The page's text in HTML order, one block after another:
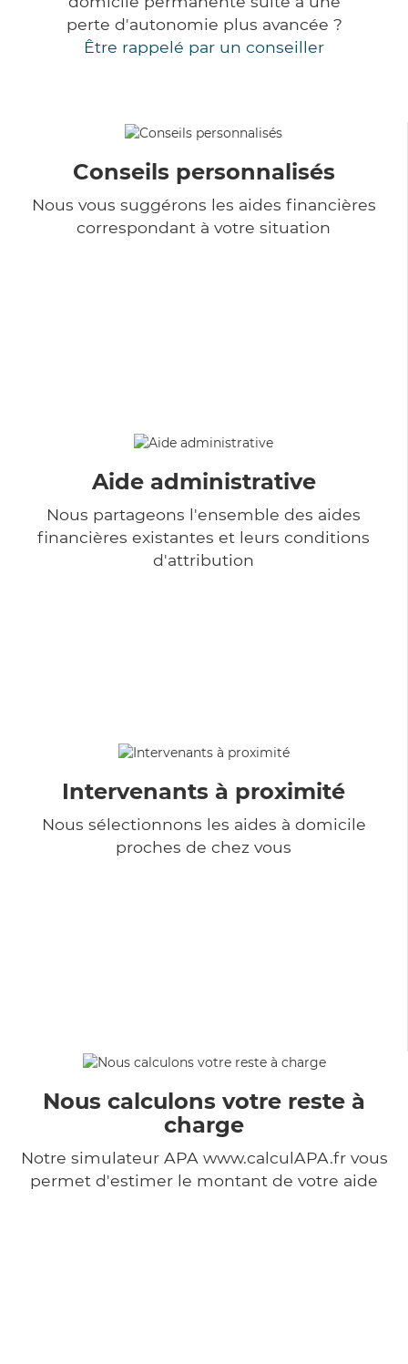
perte d'autonomie plus avancée ?
Être rappelé par un conseiller
Conseils personnalisés
Nous vous suggérons les aides financières
correspondant à votre situation
Aide administrative
Nous partageons l'ensemble des aides
financières existantes et leurs conditions
d'attribution
Intervenants à proximité
Nous sélectionnons les aides à domicile
proches de chez vous
Nous calculons votre reste à
charge
Notre simulateur APA www.calculAPA.fr vous
permet d'estimer le montant de votre aide